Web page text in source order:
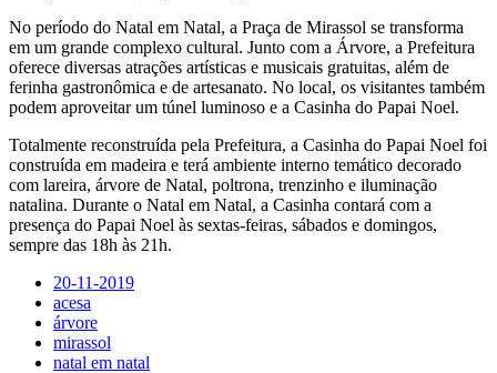
No período do Natal em Natal, a Praça de Mirassol se transforma
em um grande complexo cultural. Junto com a Árvore, a Prefeitura
oferece diversas atrações artísticas e musicais gratuitas, além de
ferinha gastronômica e de artesanato. No local, os visitantes também
podem aproveitar um túnel luminoso e a Casinha do Papai Noel.
Totalmente reconstruída pela Prefeitura, a Casinha do Papai Noel foi
construída em madeira e terá ambiente interno temático decorado
com lareira, árvore de Natal, poltrona, trenzinho e iluminação
natalina. Durante o Natal em Natal, a Casinha contará com a
presença do Papai Noel às sextas-feiras, sábados e domingos,
sempre das 18h às 21h.
20-11-2019
acesa
árvore
mirassol
natal em natal